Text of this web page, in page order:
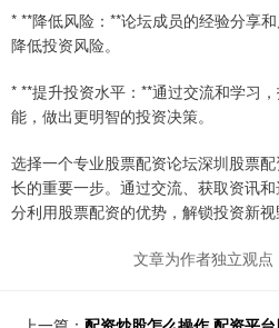
* **降低风险：**论坛成员的经验分享
降低投资风险。
* **提升投资水平：**通过交流和学习
能，做出更明智的投资决策。
选择一个专业股票配资论坛深圳股票
长的重要一步。通过交流、获取资讯
分利用股票配资的优势，解锁投资新视
文章为作者独立观